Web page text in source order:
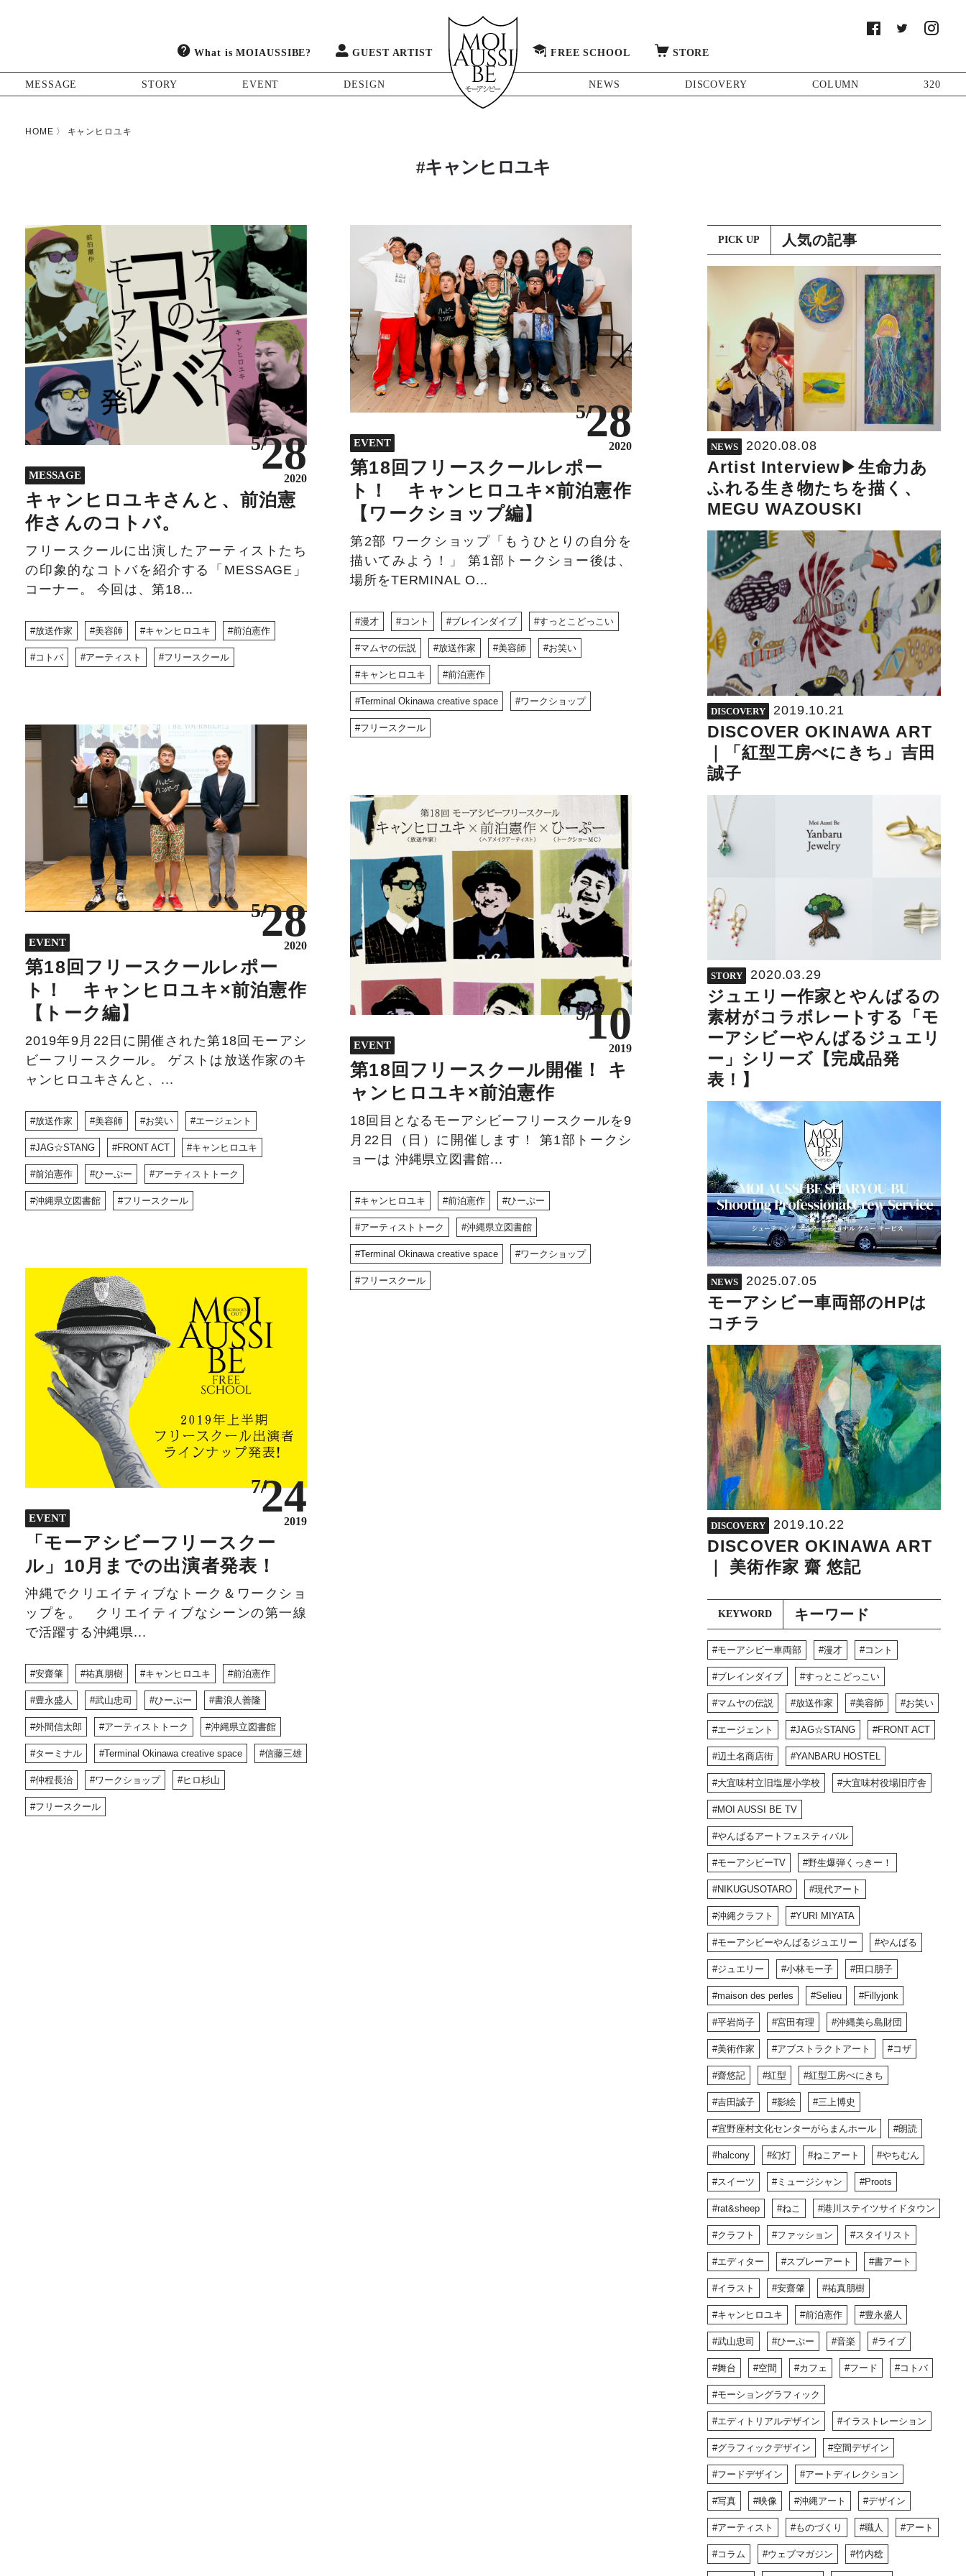
What is MOIAUSSIBE? GUEST ARTIST FREE SCHOOL STORE
MESSAGE STORY EVENT DESIGN NEWS DISCOVERY COLUMN 320
HOME キャンヒロユキ
#キャンヒロユキ
MESSAGE
5/28
2020
キャンヒロユキさんと、前泊憲
作さんのコトバ。
フリースクールに出演したアーティストたち
の印象的なコトバを紹介する「MESSAGE」
コーナー。 今回は、第18...
放送作家 美容師 キャンヒロユキ 前泊憲作
コトバ アーティスト フリースクール
EVENT
5/28
2020
第18回フリースクールレポー
ト！ キャンヒロユキ×前泊憲作
【ワークショップ編】
第2部 ワークショップ「もうひとりの自分を
描いてみよう！」 第1部トークショー後は、
場所をTERMINAL O...
漫才 コント ブレインダイブ すっとこどっこい
マムヤの伝説 放送作家 美容師 お笑い
キャンヒロユキ 前泊憲作
Terminal Okinawa creative space ワークショップ
フリースクール
EVENT
5/28
2020
第18回フリースクールレポー
ト！ キャンヒロユキ×前泊憲作
【トーク編】
2019年9月22日に開催された第18回モーアシ
ビーフリースクール。 ゲストは放送作家のキ
ャンヒロユキさんと、...
放送作家 美容師 お笑い エージェント
JAG☆STANG FRONT ACT キャンヒロユキ
前泊憲作 ひーぷー アーティストトーク
沖縄県立図書館 フリースクール
EVENT
9/10
2019
第18回フリースクール開催！ キ
ャンヒロユキ×前泊憲作
18回目となるモーアシビーフリースクールを9
月22日（日）に開催します！ 第1部トークシ
ョーは 沖縄県立図書館...
キャンヒロユキ 前泊憲作 ひーぷー
アーティストトーク 沖縄県立図書館
Terminal Okinawa creative space ワークショップ
フリースクール
EVENT
7/24
2019
「モーアシビーフリースクー
ル」10月までの出演者発表！
沖縄でクリエイティブなトーク＆ワークショ
ップを。 クリエイティブなシーンの第一線
で活躍する沖縄県...
安齋肇 祐真朋樹 キャンヒロユキ 前泊憲作
豊永盛人 武山忠司 ひーぷー 書浪人善隆
外間信太郎 アーティストトーク 沖縄県立図書館
ターミナル Terminal Okinawa creative space 信藤三雄
仲程長治 ワークショップ ヒロ杉山
フリースクール
人気の記事
PICK UP
NEWS 2020.08.08
Artist Interview▶︎生命力あ
ふれる生き物たちを描く、
MEGU WAZOUSKI
DISCOVERY 2019.10.21
DISCOVER OKINAWA ART
｜「紅型工房べにきち」吉田
誠子
STORY 2020.03.29
ジュエリー作家とやんばるの
素材がコラボレートする「モ
ーアシビーやんばるジュエリ
ー」シリーズ【完成品発
表！】
NEWS 2025.07.05
モーアシビー車両部のHPは
コチラ
DISCOVERY 2019.10.22
DISCOVER OKINAWA ART
｜ 美術作家 齋 悠記
キーワード
KEYWORD
モーアシビー車両部 漫才 コント
ブレインダイブ すっとこどっこい
マムヤの伝説 放送作家 美容師 お笑い
エージェント JAG☆STANG FRONT ACT
辺土名商店街 YANBARU HOSTEL
大宜味村立旧塩屋小学校 大宜味村役場旧庁舎
MOI AUSSI BE TV
やんばるアートフェスティバル
モーアシビーTV 野生爆弾くっきー！
NIKUGUSOTARO 現代アート
沖縄クラフト YURI MIYATA
モーアシビーやんばるジュエリー やんばる
ジュエリー 小林モー子 田口朋子
maison des perles Selieu Fillyjonk
平岩尚子 宮田有理 沖縄美ら島財団
美術作家 アブストラクトアート コザ
齋悠記 紅型 紅型工房べにきち
吉田誠子 影絵 三上博史
宜野座村文化センターがらまんホール 朗読
halcony 幻灯 ねこアート やちむん
スイーツ ミュージシャン Proots
rat&sheep ねこ 港川ステイツサイドタウン
クラフト ファッション スタイリスト
エディター スプレーアート 書アート
イラスト 安齋肇 祐真朋樹
キャンヒロユキ 前泊憲作 豊永盛人
武山忠司 ひーぷー 音楽 ライブ
舞台 空間 カフェ フード コトバ
モーショングラフィック
エディトリアルデザイン イラストレーション
グラフィックデザイン 空間デザイン
フードデザイン アートディレクション
写真 映像 沖縄アート デザイン
アーティスト ものづくり 職人 アート
コラム ウェブマガジン 竹内稔